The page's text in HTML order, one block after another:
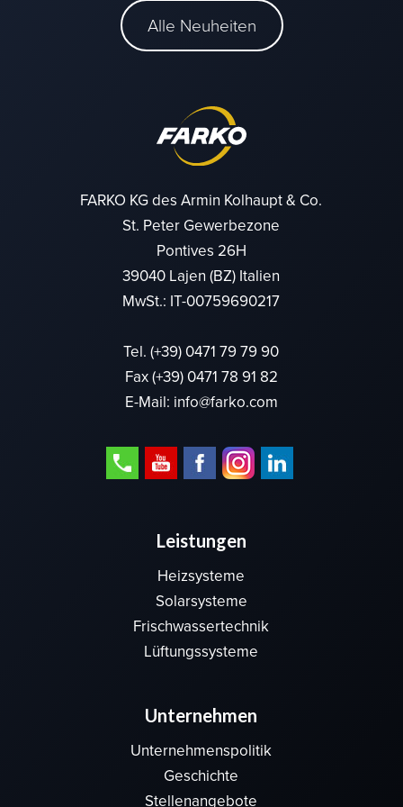
Alle Neuheiten
FARKO KG des Armin Kolhaupt & Co.
St. Peter Gewerbezone
Pontives 26H
39040 Lajen (BZ) Italien
MwSt.: IT-00759690217
Tel.(+39) 0471 79 79 90
Fax (+39) 0471 78 91 82
E-Mail: info@farko.com
Leistungen
Heizsysteme
Solarsysteme
Frischwassertechnik
Lüftungssysteme
Unternehmen
Unternehmenspolitik
Geschichte
Stellenangebote